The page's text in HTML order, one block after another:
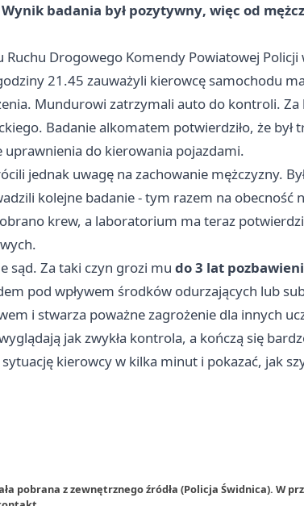
badania był pozytywny, więc od
Drogowego Komendy Powiatowej Policji
21.45 zauważyli kierowcę samochodu
Mundurowi zatrzymali auto do kontroli. Za
Badanie alkomatem potwierdziło, że był
do kierowania pojazdami.
jednak uwagę na zachowanie mężczyzny.
kolejne badanie - tym razem na obecność
krew, a laboratorium ma teraz
sąd. Za taki czyn grozi mu do 3 lat
pod wpływem środków odurzających lub
i stwarza poważne zagrożenie dla innych
jak zwykła kontrola, a kończą się
kierowcy w kilka minut i pokazać, jak
pobrana z zewnętrznego źródła (Policja Świdnica). W